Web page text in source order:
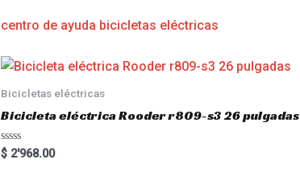
centro de ayuda bicicletas eléctricas
Bicicletas eléctricas
Bicicleta eléctrica Rooder r809-s3 26 pulgadas
R
a
$2'968.00